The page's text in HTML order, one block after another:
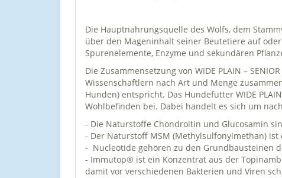
Die Hauptnahrungsquelle des Wolfs, dem
über den Mageninhalt seiner Beutetiere auf
Spurenelemente, Enzyme und sekundären
Die Zusammensetzung von WIDE PLAIN –
Wissenschaftlern nach Art und Menge
Hunden) entspricht. Das Hundefutter WIDE
Wohlbefinden bei. Dabei handelt es sich um
- Die Naturstoffe Chondroitin und Glucosamin
- Der Naturstoff MSM (Methylsulfonylmethan)
- Nucleotide gehören zu den Grundbausteinen
- Immutop® ist ein Konzentrat aus der
damit vor verschiedenen Bakterien und Viren